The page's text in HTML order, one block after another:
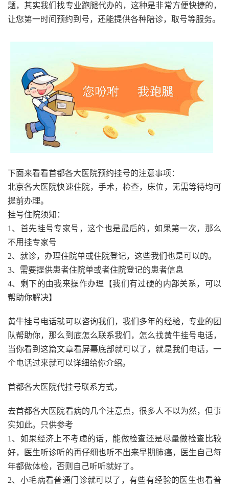
题，其实我们找专业跑腿代办的，这种是非常方便快捷的，
让您第一时间预约到号，还能提供各种陪诊，取号等服务。
下面来看看首都各大医院预约挂号的注意事项：
北京各大医院快速住院，手术，检查，床位，无需等待均可
提前办理。
挂号住院须知：
1、首先挂号专家号，这个也是最后的，如果第一次，那么
不用挂专家号
2、就诊，办理住院单或住院登记，这些我们也是可以的。
3、需要提供患者住院单或者住院登记的患者信息
4、剩下的由我来操作办理【我们有过硬的内部关系，可以
帮助你解决】
黄牛挂号电话就可以咨询我们，我们多年的经验，专业的团
队帮助你，那么到底怎么联系我们，怎么找黄牛挂号电话，
当你看到这篇文章看屏幕底部就可以了，就是我们电话，一
个电话过来就可以详细给你介绍。
首都各大医院代挂号联系方式，
去首都各大医院看病的几个注意点，很多人不以为然，但事
实如此。只供参考
1、如果经济上不考虑的话，能做检查还是尽量做检查比较
好，医生听诊听的再仔细也听不出来早期肺癌，医生自己每
年都做体检，否则自己听听就好了。
2、小毛病看普通门诊就可以了，有些有经验的医生也看普